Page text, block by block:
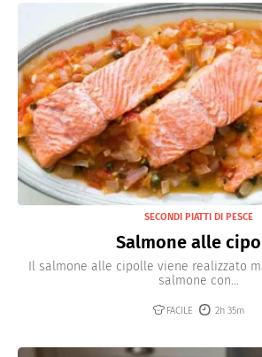
SECONDI PIATTI DI PESCE
Salmone alle
Il salmone alle cipolle viene realizzato
salmone con...
FACILE 2h 35m